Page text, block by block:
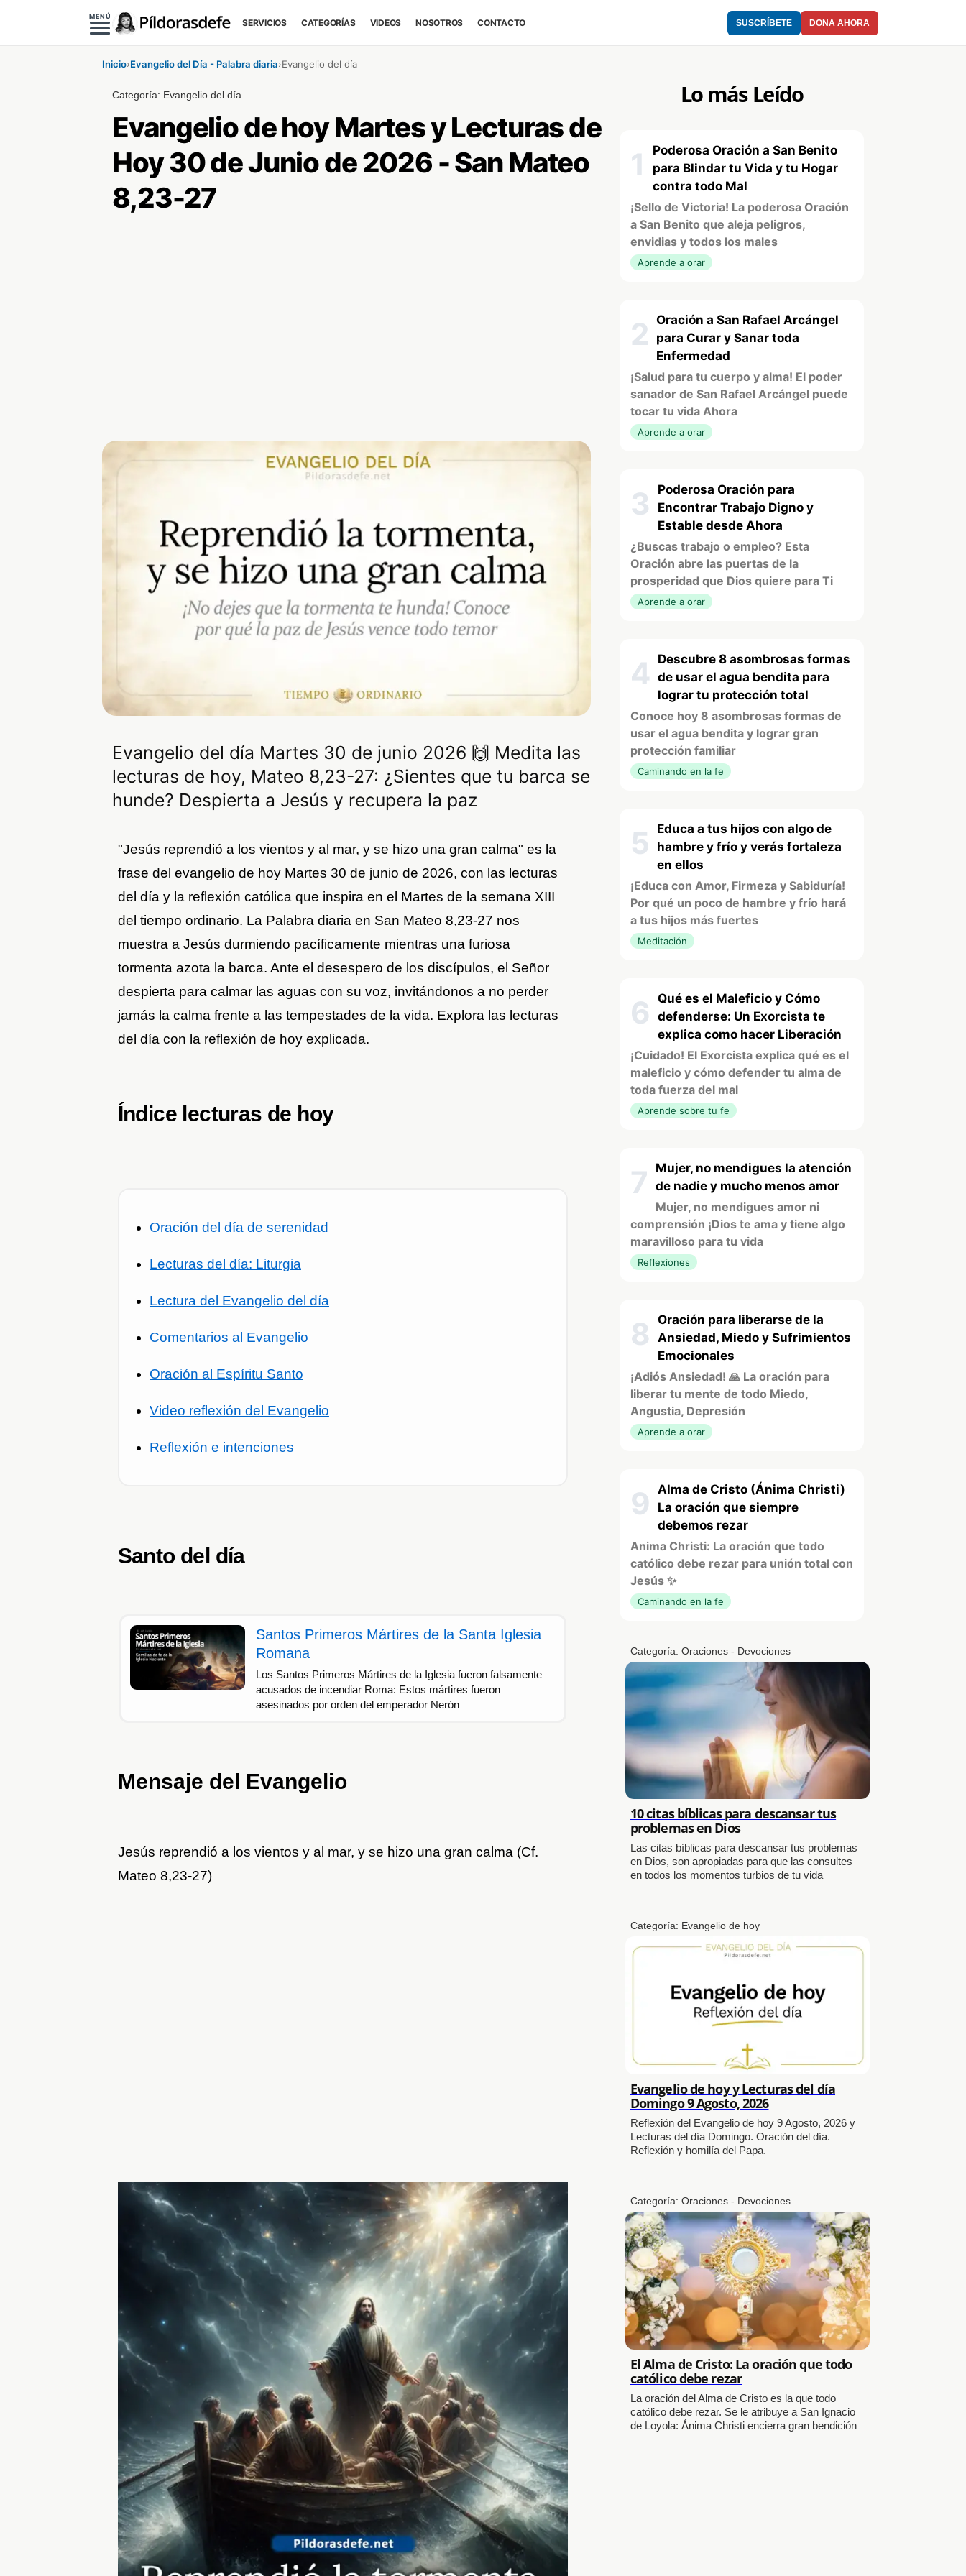
MENÚ
SERVICIOS CATEGORÍAS VIDEOS NOSOTROS CONTACTO SUSCRÍBETE DONA AHORA
Inicio›Evangelio del Día - Palabra diaria›Evangelio del día
Categoría: Evangelio del día
Evangelio de hoy Martes y Lecturas de
Hoy 30 de Junio de 2026 - San Mateo
8,23-27
Evangelio del día Martes 30 de junio 2026 🙌 Medita las
lecturas de hoy, Mateo 8,23-27: ¿Sientes que tu barca se
hunde? Despierta a Jesús y recupera la paz
"Jesús reprendió a los vientos y al mar, y se hizo una gran calma" es la
frase del evangelio de hoy Martes 30 de junio de 2026, con las lecturas
del día y la reflexión católica que inspira en el Martes de la semana XIII
del tiempo ordinario. La Palabra diaria en San Mateo 8,23-27 nos
muestra a Jesús durmiendo pacíficamente mientras una furiosa
tormenta azota la barca. Ante el desespero de los discípulos, el Señor
despierta para calmar las aguas con su voz, invitándonos a no perder
jamás la calma frente a las tempestades de la vida. Explora las lecturas
del día con la reflexión de hoy explicada.
Índice lecturas de hoy
Oración del día de serenidad
Lecturas del día: Liturgia
Lectura del Evangelio del día
Comentarios al Evangelio
Oración al Espíritu Santo
Video reflexión del Evangelio
Reflexión e intenciones
Santo del día
Santos Primeros Mártires de la Santa Iglesia
Romana
Los Santos Primeros Mártires de la Iglesia fueron falsamente
acusados de incendiar Roma: Estos mártires fueron
asesinados por orden del emperador Nerón
Mensaje del Evangelio
Jesús reprendió a los vientos y al mar, y se hizo una gran calma (Cf.
Mateo 8,23-27)
Lo más Leído
1
Poderosa Oración a San Benito
para Blindar tu Vida y tu Hogar
contra todo Mal
¡Sello de Victoria! La poderosa Oración
a San Benito que aleja peligros,
envidias y todos los males
Aprende a orar
2 Oración a San Rafael Arcángel
para Curar y Sanar toda
Enfermedad
¡Salud para tu cuerpo y alma! El poder
sanador de San Rafael Arcángel puede
tocar tu vida Ahora
Aprende a orar
3
Poderosa Oración para
Encontrar Trabajo Digno y
Estable desde Ahora
¿Buscas trabajo o empleo? Esta
Oración abre las puertas de la
prosperidad que Dios quiere para Ti
Aprende a orar
4
Descubre 8 asombrosas formas
de usar el agua bendita para
lograr tu protección total
Conoce hoy 8 asombrosas formas de
usar el agua bendita y lograr gran
protección familiar
Caminando en la fe
5
Educa a tus hijos con algo de
hambre y frío y verás fortaleza
en ellos
¡Educa con Amor, Firmeza y Sabiduría!
Por qué un poco de hambre y frío hará
a tus hijos más fuertes
Meditación
6
Qué es el Maleficio y Cómo
defenderse: Un Exorcista te
explica como hacer Liberación
¡Cuidado! El Exorcista explica qué es el
maleficio y cómo defender tu alma de
toda fuerza del mal
Aprende sobre tu fe
7
Mujer, no mendigues la atención
de nadie y mucho menos amor
Mujer, no mendigues amor ni
comprensión ¡Dios te ama y tiene algo
maravilloso para tu vida
Reflexiones
8
Oración para liberarse de la
Ansiedad, Miedo y Sufrimientos
Emocionales
¡Adiós Ansiedad! 🙏 La oración para
liberar tu mente de todo Miedo,
Angustia, Depresión
Aprende a orar
9
Alma de Cristo (Ánima Christi)
La oración que siempre
debemos rezar
Anima Christi: La oración que todo
católico debe rezar para unión total con
Jesús ✨
Caminando en la fe
Categoría: Oraciones - Devociones
10 citas bíblicas para descansar tus
problemas en Dios
Las citas bíblicas para descansar tus problemas
en Dios, son apropiadas para que las consultes
en todos los momentos turbios de tu vida
Categoría: Evangelio de hoy
Evangelio de hoy y Lecturas del día
Domingo 9 Agosto, 2026
Reflexión del Evangelio de hoy 9 Agosto, 2026 y
Lecturas del día Domingo. Oración del día.
Reflexión y homilía del Papa.
Categoría: Oraciones - Devociones
El Alma de Cristo: La oración que todo
católico debe rezar
La oración del Alma de Cristo es la que todo
católico debe rezar. Se le atribuye a San Ignacio
de Loyola: Ánima Christi encierra gran bendición